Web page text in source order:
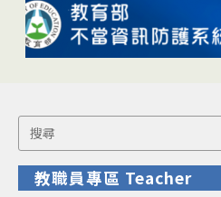
Search
for:
教職員專區 Teacher